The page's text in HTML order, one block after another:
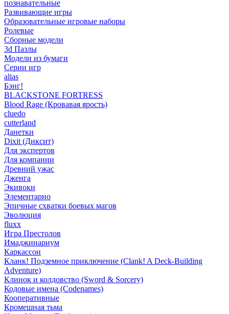
познавательные
Развивающие игры
Образовательные игровые наборы
Ролевые
Сборные модели
3d Пазлы
Модели из бумаги
Серии игр
alias
Бэнг!
BLACKSTONE FORTRESS
Blood Rage (Кровавая ярость)
cluedo
cutterland
Данетки
Dixit (Диксит)
Для экспертов
Для компании
Древний ужас
Дженга
Экивоки
Элементарно
Эпичные схватки боевых магов
Эволюция
fluxx
Игра Престолов
Имаджинариум
Каркассон
Кланк! Подземное приключение (Clank! A Deck-Building
Adventure)
Клинок и колдовство (Sword & Sorcery)
Кодовые имена (Codenames)
Кооперативные
Кромешная тьма